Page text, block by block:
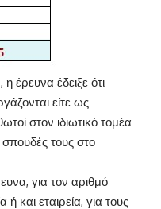
έρευνα έδειξε ότι
είτε ως
στον ιδιωτικό τομέα
σπουδές τους στο
για τον αριθμό
και εταιρεία, για τους